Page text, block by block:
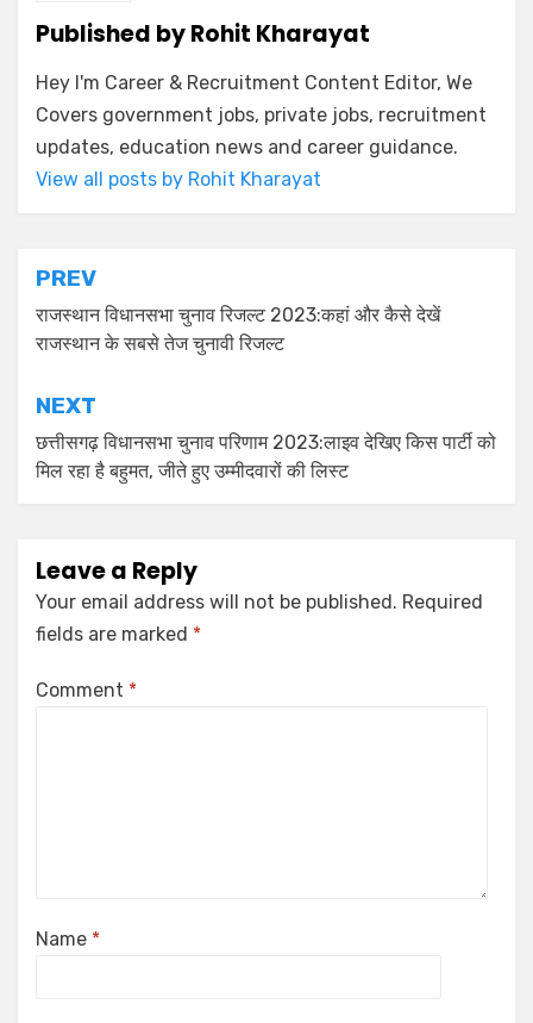
Published byRohit Kharayat
Hey I'm Career & Recruitment Content Editor, We
Covers government jobs, private jobs, recruitment
updates, education news and career guidance.
View all posts by Rohit Kharayat
PREV
राजस्थान विधानसभा चुनाव रिजल्ट 2023:कहां और कैसे देखें
राजस्थान के सबसे तेज चुनावी रिजल्ट
NEXT
छत्तीसगढ़ विधानसभा चुनाव परिणाम 2023:लाइव देखिए किस पार्टी को
मिल रहा है बहुमत, जीते हुए उम्मीदवारों की लिस्ट
Leave a Reply
Your email address will not be published. Required
fields are marked *
Comment *
Name *